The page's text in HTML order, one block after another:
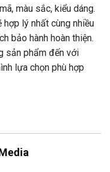
màu sắc, kiểu dáng.
lý nhất cùng nhiều
bảo hành hoàn thiện.
sản phẩm đến với
lựa chọn phù hợp